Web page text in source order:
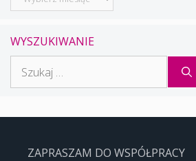
WYSZUKIWANIE
ZAPRASZAM DO WSPÓŁPRACY